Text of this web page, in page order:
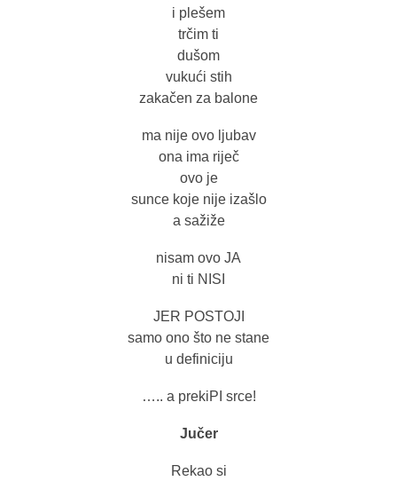
i plešem
trčim ti
dušom
vukući stih
zakačen za balone
ma nije ovo ljubav
ona ima riječ
ovo je
sunce koje nije izašlo
a sažiže
nisam ovo JA
ni ti NISI
JER POSTOJI
samo ono što ne stane
u definiciju
….. a prekiPI srce!
Jučer
Rekao si